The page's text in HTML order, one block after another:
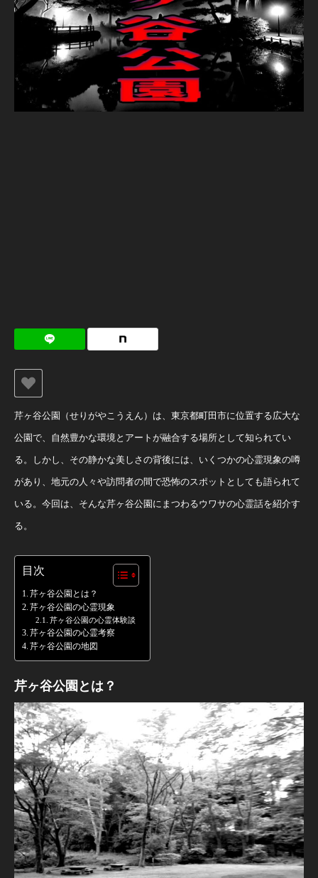
芹ヶ谷公園（せりがやこうえん）は、東京都町田市に位置する広大な
公園で、自然豊かな環境とアートが融合する場所として知られてい
る。しかし、その静かな美しさの背後には、いくつかの心霊現象の噂
があり、地元の人々や訪問者の間で恐怖のスポットとしても語られて
いる。今回は、そんな芹ヶ谷公園にまつわるウワサの心霊話を紹介す
る。
目次
芹ヶ谷公園とは？
芹ヶ谷公園の心霊現象
芹ヶ谷公園の心霊体験談
芹ヶ谷公園の心霊考察
芹ヶ谷公園の地図
芹ヶ谷公園とは？